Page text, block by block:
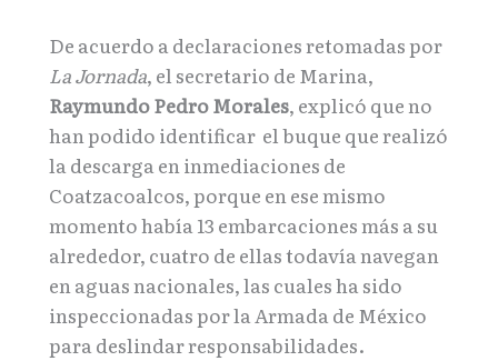
De acuerdo a declaraciones retomadas por
La Jornada, el secretario de Marina,
Raymundo Pedro Morales, explicó que no
han podido identificar el buque que realizó
la descarga en inmediaciones de
Coatzacoalcos, porque en ese mismo
momento había 13 embarcaciones más a su
alrededor, cuatro de ellas todavía navegan
en aguas nacionales, las cuales ha sido
inspeccionadas por la Armada de México
para deslindar responsabilidades.